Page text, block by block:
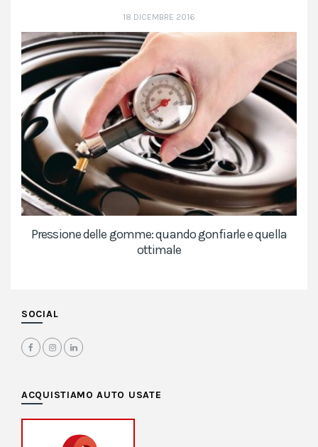
18 DICEMBRE 2016
Pressione delle gomme: quando gonfiarle e quella
ottimale
SOCIAL
ACQUISTIAMO AUTO USATE